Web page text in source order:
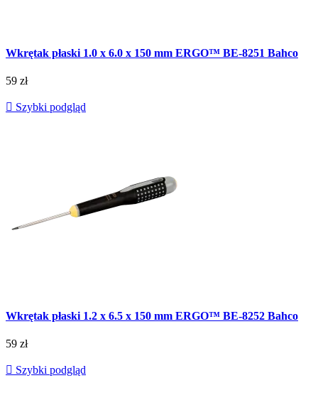
Wkrętak płaski 1.0 x 6.0 x 150 mm ERGO™ BE-8251 Bahco
59 zł
 Szybki podgląd
Wkrętak płaski 1.2 x 6.5 x 150 mm ERGO™ BE-8252 Bahco
59 zł
 Szybki podgląd